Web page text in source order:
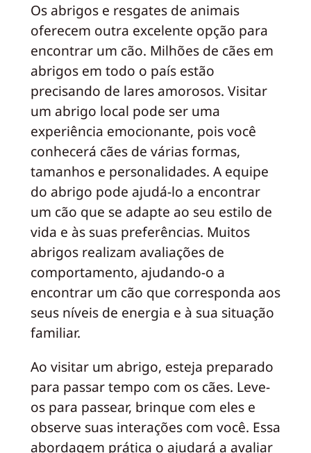
Os abrigos e resgates de animais
oferecem outra excelente opção para
encontrar um cão. Milhões de cães em
abrigos em todo o país estão
precisando de lares amorosos. Visitar
um abrigo local pode ser uma
experiência emocionante, pois você
conhecerá cães de várias formas,
tamanhos e personalidades. A equipe
do abrigo pode ajudá-lo a encontrar
um cão que se adapte ao seu estilo de
vida e às suas preferências. Muitos
abrigos realizam avaliações de
comportamento, ajudando-o a
encontrar um cão que corresponda aos
seus níveis de energia e à sua situação
familiar.
Ao visitar um abrigo, esteja preparado
para passar tempo com os cães. Leve-
os para passear, brinque com eles e
observe suas interações com você. Essa
abordagem prática o ajudará a avaliar